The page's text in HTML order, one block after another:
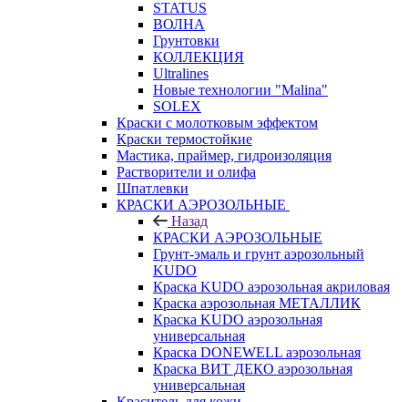
STATUS
ВОЛНА
Грунтовки
КОЛЛЕКЦИЯ
Ultralines
Новые технологии "Malina"
SOLEX
Краски с молотковым эффектом
Краски термостойкие
Мастика, праймер, гидроизоляция
Растворители и олифа
Шпатлевки
КРАСКИ АЭРОЗОЛЬНЫЕ
Назад
КРАСКИ АЭРОЗОЛЬНЫЕ
Грунт-эмаль и грунт аэрозольный
KUDO
Краска KUDO аэрозольная акриловая
Краска аэрозольная МЕТАЛЛИК
Краска KUDO аэрозольная
универсальная
Краска DONEWELL аэрозольная
Краска ВИТ ДЕКО аэрозольная
универсальная